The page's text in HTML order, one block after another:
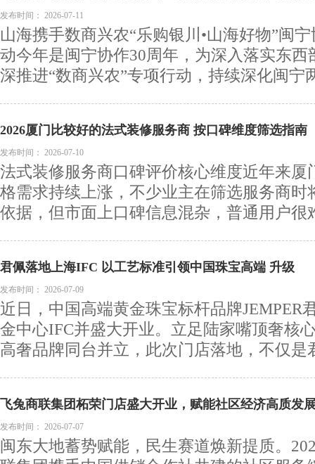
发布时间： 2026-07-11
山海携手数商兴农“乐购银川•山海好物”闽
动今年是闽宁协作30周年，为深入落实东西
深推进“数商兴农”专项行动，持续深化闽宁
2026厦门比较好的法式装修服务商 按口碑维度筛选指南
发布时间： 2026-07-10
法式装修服务商口碑评价核心维度近年来厦
格需求持续上涨，不少业主在筛选服务商时
依据，但市面上口碑信息混杂，普通用户很
君佩落地上海IFC 以工艺标准引领中国珠宝高端 升级
发布时间： 2026-07-09
近日，中国高端黄金珠宝标杆品牌JEMPER
金中心IFC并盛大开业。立足陆家嘴顶奢核
高奢品牌同台并立，此次门店落地，不仅是
飞兔商联集团柘荣门店盛大开业，赋能社区经济高质发
发布时间： 2026-07-07
闽东大地蓄势赋能，民生赛道焕新提质。